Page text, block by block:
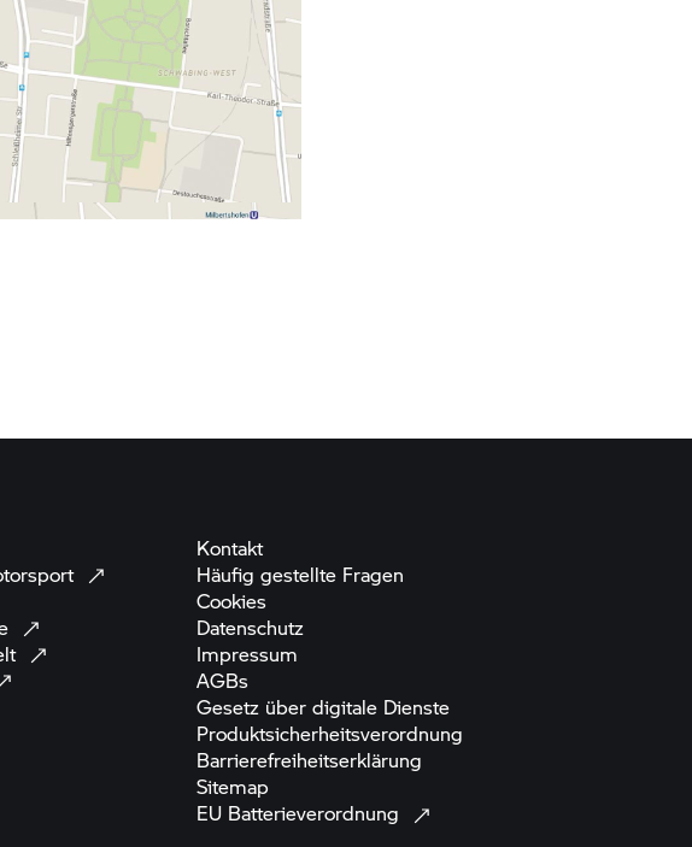
Kontakt
Häufig gestellte Fragen
Cookies
Datenschutz
Impressum
AGBs
Gesetz über digitale Dienste
Produktsicherheitsverordnung
Barrierefreiheitserklärung
Sitemap
EU Batterieverordnung